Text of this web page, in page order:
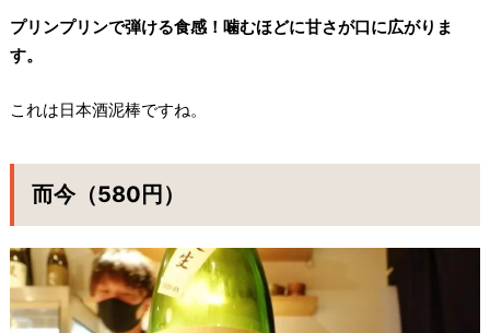
プリンプリンで弾ける食感！噛むほどに甘さが口に広がりま
す。
これは日本酒泥棒ですね。
而今（580円）